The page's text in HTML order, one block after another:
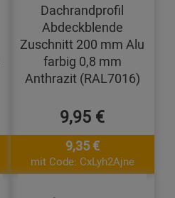
Dachrandprofil
Abdeckblende
Zuschnitt 200 mm Alu
farbig 0,8 mm
Anthrazit (RAL7016)
9,95 €
9,35 €
mit Code: CxLyh2Ajne